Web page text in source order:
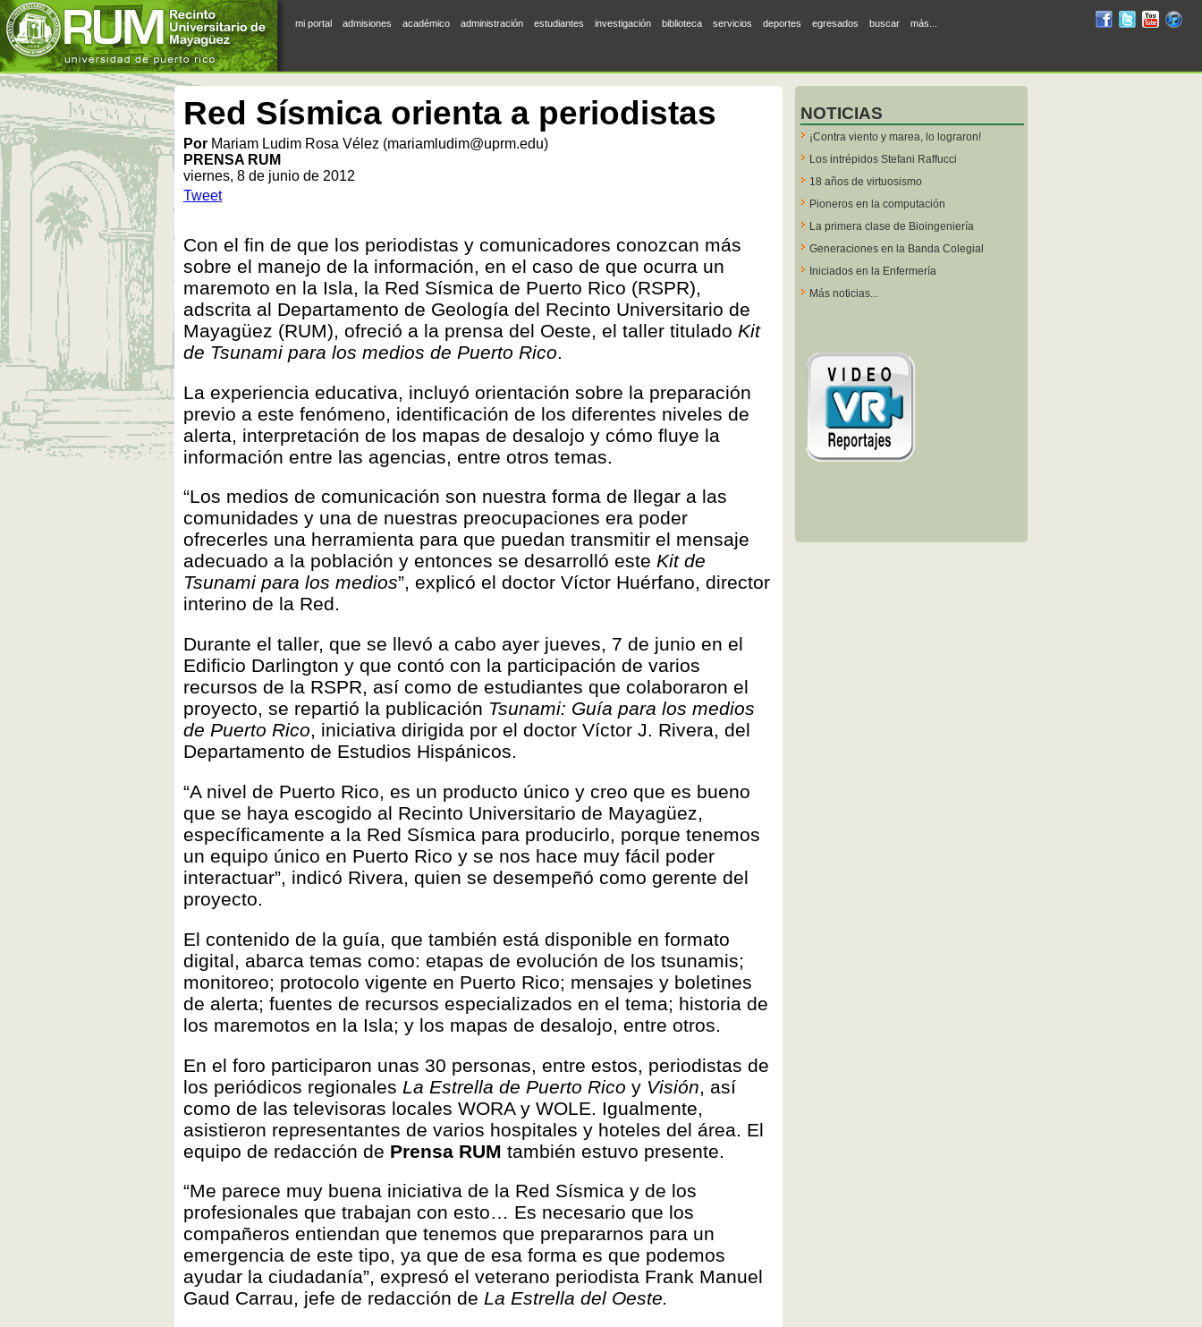
mi portal admisiones académico administración estudiantes investigación biblioteca servicios deportes egresados buscar más...
RUMRUMRUM
Red Sísmica orienta a periodistas
Por Mariam Ludim Rosa Vélez (mariamludim@uprm.edu)
PRENSA RUM
viernes, 8 de junio de 2012
Tweet
Con el fin de que los periodistas y comunicadores conozcan más
sobre el manejo de la información, en el caso de que ocurra un
maremoto en la Isla, la Red Sísmica de Puerto Rico (RSPR),
adscrita al Departamento de Geología del Recinto Universitario de
Mayagüez (RUM), ofreció a la prensa del Oeste, el taller titulado Kit
de Tsunami para los medios de Puerto Rico.
La experiencia educativa, incluyó orientación sobre la preparación
previo a este fenómeno, identificación de los diferentes niveles de
alerta, interpretación de los mapas de desalojo y cómo fluye la
información entre las agencias, entre otros temas.
“Los medios de comunicación son nuestra forma de llegar a las
comunidades y una de nuestras preocupaciones era poder
ofrecerles una herramienta para que puedan transmitir el mensaje
adecuado a la población y entonces se desarrolló este Kit de
Tsunami para los medios”, explicó el doctor Víctor Huérfano, director
interino de la Red.
Durante el taller, que se llevó a cabo ayer jueves, 7 de junio en el
Edificio Darlington y que contó con la participación de varios
recursos de la RSPR, así como de estudiantes que colaboraron el
proyecto, se repartió la publicación Tsunami: Guía para los medios
de Puerto Rico, iniciativa dirigida por el doctor Víctor J. Rivera, del
Departamento de Estudios Hispánicos.
“A nivel de Puerto Rico, es un producto único y creo que es bueno
que se haya escogido al Recinto Universitario de Mayagüez,
específicamente a la Red Sísmica para producirlo, porque tenemos
un equipo único en Puerto Rico y se nos hace muy fácil poder
interactuar”, indicó Rivera, quien se desempeñó como gerente del
proyecto.
El contenido de la guía, que también está disponible en formato
digital, abarca temas como: etapas de evolución de los tsunamis;
monitoreo; protocolo vigente en Puerto Rico; mensajes y boletines
de alerta; fuentes de recursos especializados en el tema; historia de
los maremotos en la Isla; y los mapas de desalojo, entre otros.
En el foro participaron unas 30 personas, entre estos, periodistas de
los periódicos regionales La Estrella de Puerto Rico y Visión , así
como de las televisoras locales WORA y WOLE. Igualmente,
asistieron representantes de varios hospitales y hoteles del área. El
equipo de redacción de Prensa RUM también estuvo presente.
“Me parece muy buena iniciativa de la Red Sísmica y de los
profesionales que trabajan con esto… Es necesario que los
compañeros entiendan que tenemos que prepararnos para un
emergencia de este tipo, ya que de esa forma es que podemos
ayudar la ciudadanía”, expresó el veterano periodista Frank Manuel
Gaud Carrau, jefe de redacción de La Estrella del Oeste.
NOTICIAS
¡Contra viento y marea, lo lograron!
Los intrépidos Stefani Raffucci
18 años de virtuosismo
Pioneros en la computación
La primera clase de Bioingeniería
Generaciones en la Banda Colegial
Iniciados en la Enfermería
Más noticias...